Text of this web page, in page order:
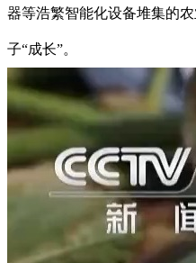
器等浩繁智能化设备堆集的
子“成长”。